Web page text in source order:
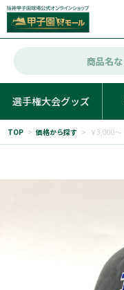
選手権大会グッズ
TOP > 価格から探す > ￥3,000～